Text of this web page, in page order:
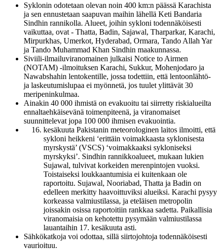
Syklonin odotetaan olevan noin 400 km:n päässä Karachista
ja sen ennustetaan saapuvan maihin lähellä Keti Bandaria
Sindhin rannikolla. Alueet, joihin sykloni todennäköisesti
vaikuttaa, ovat - Thatta, Badin, Sajawal, Tharparkar, Karachi,
Mirpurkhas, Umerkot, Hyderabad, Ormara, Tando Allah Yar
ja Tando Muhammad Khan Sindhin maakunnassa.
Siviili-ilmailuviranomainen julkaisi Notice to Airmen
(NOTAM) -ilmoituksen Karachi, Sukkur, Mohenjodaro ja
Nawabshahin lentokentille, jossa todettiin, että lentoonlähtö-
ja laskeutumislupaa ei myönnetä, jos tuulet ylittävät 30
meripeninkulmaa.
Ainakin 40 000 ihmistä on evakuoitu tai siirretty riskialueilta
ennaltaehkäisevänä toimenpiteenä, ja viranomaiset
suunnittelevat jopa 100 000 ihmisen evakuointia.
kesäkuuta Pakistanin meteorologinen laitos ilmoitti, että
sykloni heikkeni ‘erittäin voimakkaasta syklonisesta
myrskystä’ (VSCS) ‘voimakkaaksi sykloniseksi
myrskyksi’. Sindhin rannikkoalueet, mukaan lukien
Sujawal, tulvivat korkeiden merenpintojen vuoksi.
Toistaiseksi loukkaantumisia ei kuitenkaan ole
raportoitu. Sujawal, Nooriabad, Thatta ja Badin on
edelleen merkitty haavoittuviksi alueiksi. Karachi pysyy
korkeassa valmiustilassa, ja eteläisen metropolin
joissakin osissa raportoitiin rankkaa sadetta. Paikallisia
viranomaisia on kehotettu pysymään valmiustilassa
lauantaihin 17. kesäkuuta asti.
Sähkökatkoja voi odottaa, sillä siirtojohtoja todennäköisesti
vaurioituu.